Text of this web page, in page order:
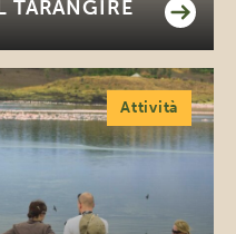
TARANGIRE
Attività